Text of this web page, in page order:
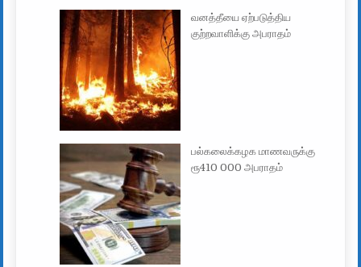
வனத்தீயை ஏற்படுத்திய
குற்றவாளிக்கு அபராதம்
பல்கலைக்கழக மாணவருக்கு
ரூ410 000 அபராதம்